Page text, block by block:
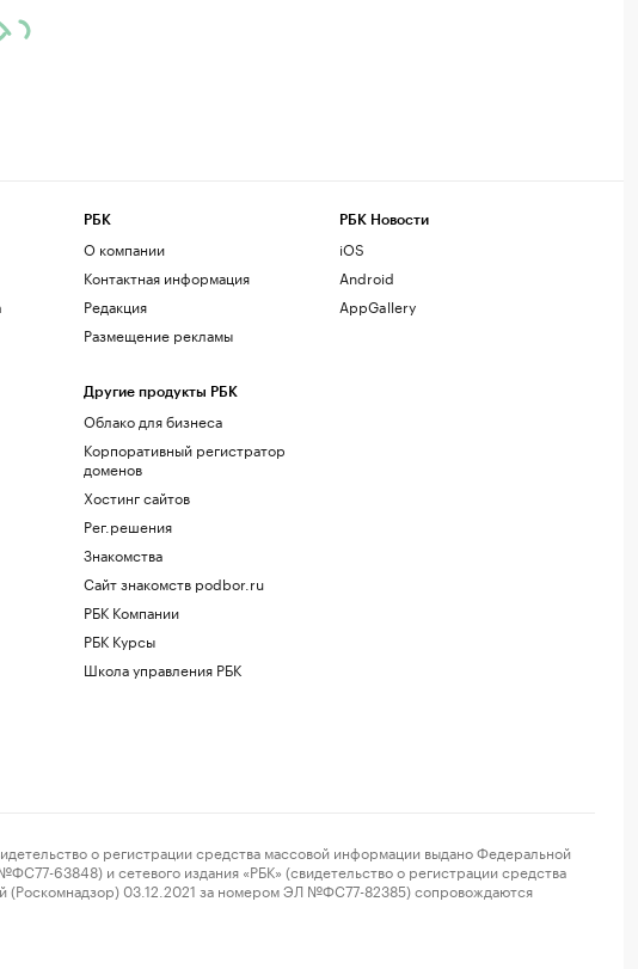
РБК
О компании
Контактная информация
Редакция
Размещение рекламы
Другие продукты РБК
Облако для бизнеса
Корпоративный регистратор
доменов
Хостинг сайтов
Рег.решения
Знакомства
Сайт знакомств podbor.ru
РБК Компании
РБК Курсы
Школа управления РБК
РБК Новости
iOS
Android
AppGallery
о регистрации средства массовой информации выдано Федеральной
63848) и сетевого издания «РБК» (свидетельство о регистрации средства
(Роскомнадзор) 03.12.2021 за номером ЭЛ №ФС77-82385) сопровождаются